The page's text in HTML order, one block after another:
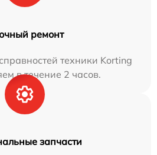
ремонт
техники Korting
в течение 2 часов.
запчасти